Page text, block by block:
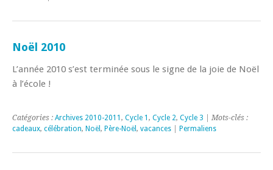
Noël 2010
L’année 2010 s’est terminée sous le signe de la joie de Noël
à l’école !
Catégories : Archives 2010-2011 , Cycle 1 , Cycle 2, Cycle 3 | Mots-clés :
cadeaux, célébration, Noël , Père-Noël , vacances Permaliens